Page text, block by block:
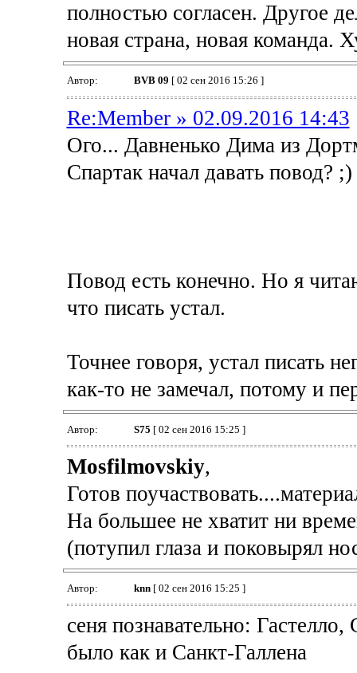
полностью согласен. Другое
новая страна, новая команда.
Автор: BVB 09 [ 02 сен 2016 15:26 ]
Re:Member » 02.09.2016 14:43
Ого... Давненько Дима из
Спартак начал давать повод? ;)
Повод есть конечно. Но я
что писать устал.
Точнее говоря, устал писать
как-то не замечал, потому и
Автор: S75 [ 02 сен 2016 15:25 ]
Mosfilmovskiy,
Готов
На большее не хватит ни
(потупил глаза и поковырял
Автор: knn[ 02 сен 2016 15:25 ]
сеня познавательно:
было как и Санкт-Галлена